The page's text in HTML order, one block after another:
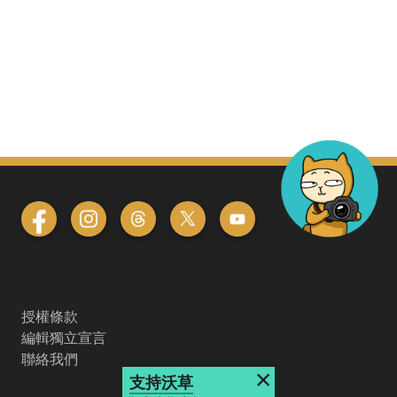
授權條款
編輯獨立宣言
聯絡我們
支持沃草 ×